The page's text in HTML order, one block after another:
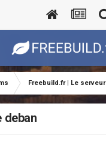
Freebuild.fr | Le serveur
deban